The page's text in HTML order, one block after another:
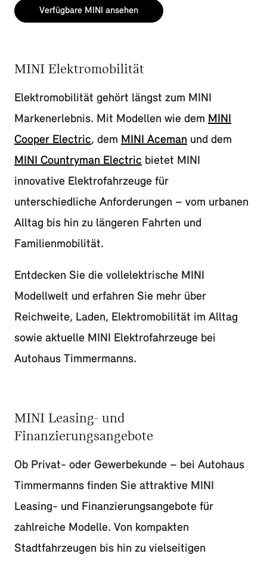
Verfügbare MINI ansehen
MINI Elektromobilität
Elektromobilität gehört längst zum MINI
Markenerlebnis. Mit Modellen wie dem MINI
Cooper Electric, dem MINI Aceman und dem
MINI Countryman Electric bietet MINI
innovative Elektrofahrzeuge für
unterschiedliche Anforderungen – vom urbanen
Alltag bis hin zu längeren Fahrten und
Familienmobilität.
Entdecken Sie die vollelektrische MINI
Modellwelt und erfahren Sie mehr über
Reichweite, Laden, Elektromobilität im Alltag
sowie aktuelle MINI Elektrofahrzeuge bei
Autohaus Timmermanns.
MINI Leasing- und
Finanzierungsangebote
Ob Privat- oder Gewerbekunde – bei Autohaus
Timmermanns finden Sie attraktive MINI
Leasing- und Finanzierungsangebote für
zahlreiche Modelle. Von kompakten
Stadtfahrzeugen bis hin zu vielseitigen